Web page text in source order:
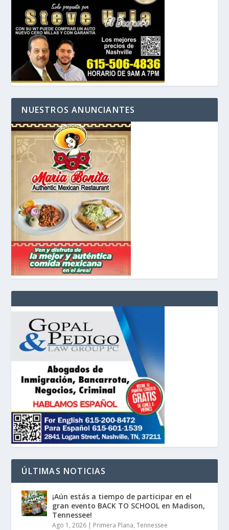
NUESTROS ANUNCIANTES
ÚLTIMAS NOTICIAS
¡Aún estás a tiempo de participar en el
gran evento BACK TO SCHOOL en Madison,
Tennessee!
Ago 1, 2026 | Primera Plana,Tennessee